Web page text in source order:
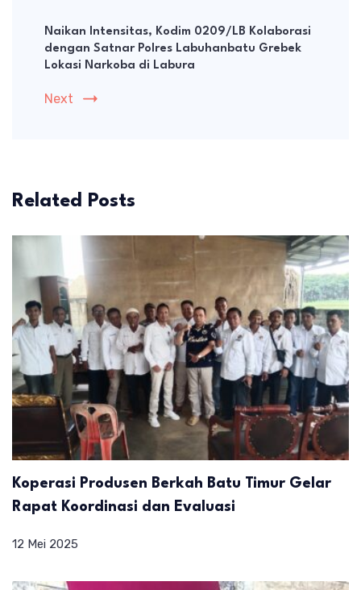
Naikan Intensitas, Kodim 0209/LB Kolaborasi
dengan Satnar Polres Labuhanbatu Grebek
Lokasi Narkoba di Labura
Next
Related Posts
Koperasi Produsen Berkah Batu Timur Gelar
Rapat Koordinasi dan Evaluasi
12 Mei 2025